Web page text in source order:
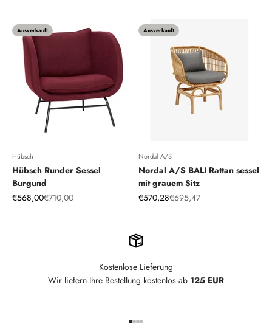
Ausverkauft
Hübsch
Hübsch Runder Sessel
Burgund
Angebot
€568,00Regulärer Preis
€710,00
Ausverkauft
Nordal A/S
Nordal A/S BALI Rattan sessel
mit grauem Sitz
Angebot
€570,28Regulärer Preis
€695,47
Kostenlose Lieferung
Wir liefern Ihre Bestellung kostenlos ab 125 EUR